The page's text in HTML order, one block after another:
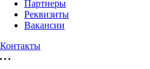
Партнеры
Реквизиты
Вакансии
Контакты